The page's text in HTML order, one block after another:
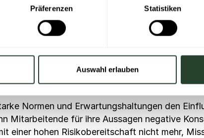
Präferenzen Statistiken
Auswahl erlauben
verschlossener. Studien zeigen zum Beispiel,
am Arbeitsplatz Benachteiligung erfahren.
Dimensionen, die darauf einwirken, ob
oder schüchterne Personen bringen von
dazu kann die Angst vor Sanktionen oder
ausüben.
Normen und Erwartungshaltungen den
Mitarbeitende für ihre Aussagen negative
einer hohen Risikobereitschaft nicht mehr,